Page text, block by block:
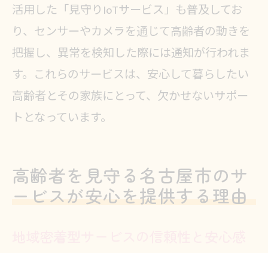
活用した「見守りIoTサービス」も普及してお
り、センサーやカメラを通じて高齢者の動きを
把握し、異常を検知した際には通知が行われま
す。これらのサービスは、安心して暮らしたい
高齢者とその家族にとって、欠かせないサポー
トとなっています。
高齢者を見守る名古屋市のサ
ービスが安心を提供する理由